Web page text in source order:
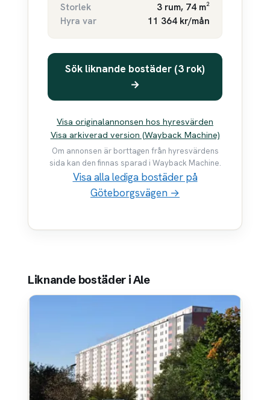
Storlek
3 rum, 74 m²
Hyra var
11 364 kr/mån
Sök liknande bostäder (3 rok)
→
Visa originalannonsen hos hyresvärden
Visa arkiverad version (Wayback Machine)
Om annonsen är borttagen från hyresvärdens
sida kan den finnas sparad i Wayback Machine.
Visa alla lediga bostäder på
Göteborgsvägen →
Liknande bostäder i Ale